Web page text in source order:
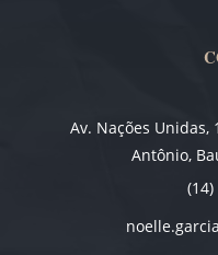
Av. Nações Unidas,
Antônio,